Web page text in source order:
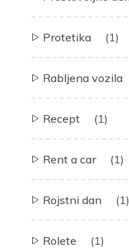
Protetika (1)
Rabljena vozila
Recept (1)
Rent a car (1)
Rojstni dan (1)
Rolete (1)